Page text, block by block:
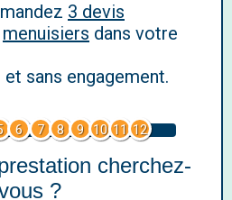
3 devis
menuisiers dans votre
et sans engagement.
6 7 8 9 10 11 12
cherchez-
?